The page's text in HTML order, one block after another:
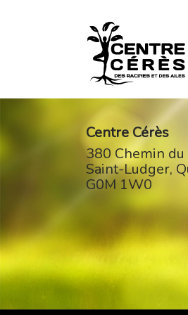
Centre Cérès
380 Chemin
Saint-Ludger,
G0M 1W0